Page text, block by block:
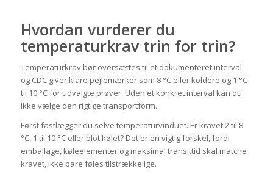
Hvordan vurderer du
temperaturkrav trin for trin?
Temperaturkrav bør oversættes til et dokumenteret interval,
og CDC giver klare pejlemærker som 8 °C eller koldere og 1 °C
til 10 °C for udvalgte prøver. Uden et konkret interval kan du
ikke vælge den rigtige transportform.
Først fastlægger du selve temperaturvinduet. Er kravet 2 til 8
°C, 1 til 10 °C eller blot kølet? Det er en vigtig forskel, fordi
emballage, køleelementer og maksimal transittid skal matche
kravet, ikke bare føles tilstrækkelige.